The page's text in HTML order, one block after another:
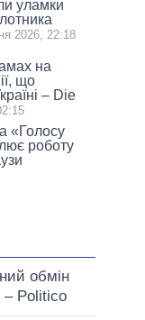
уламки
2026, 22:18
на
що
– Die
«Голосу
роботу
обмін
– Politico